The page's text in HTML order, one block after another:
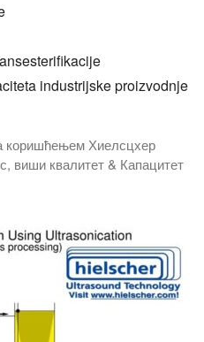
industrijske proizvodnje
коришћењем Хиелсцхер
виши квалитет & Капацитет